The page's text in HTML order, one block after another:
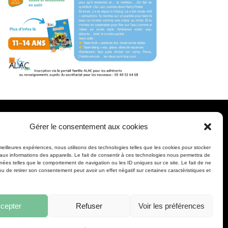
Gérer le consentement aux cookies
expériences, nous utilisons des technologies telles que les cookies pour stocker
informations des appareils. Le fait de consentir à ces technologies nous permettra de
telles que le comportement de navigation ou les ID uniques sur ce site. Le fait de ne
de retirer son consentement peut avoir un effet négatif sur certaines caractéristiques et
Refuser Voir les préférences
RGPD
INFOS PRATIQUES